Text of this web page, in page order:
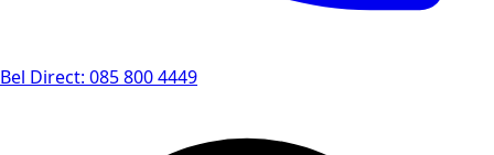
Bel Direct: 085 800 4449